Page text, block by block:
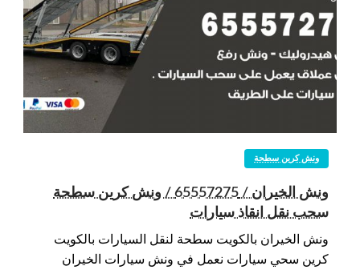
ونش كرين سطحة
ونش الخيران / 65557275 / ونش كرين سطحة
سحب نقل انقاذ سيارات
ونش الخيران بالكويت سطحة لنقل السيارات بالكويت
كرين سحي سيارات نعمل في ونش سيارات الخيران